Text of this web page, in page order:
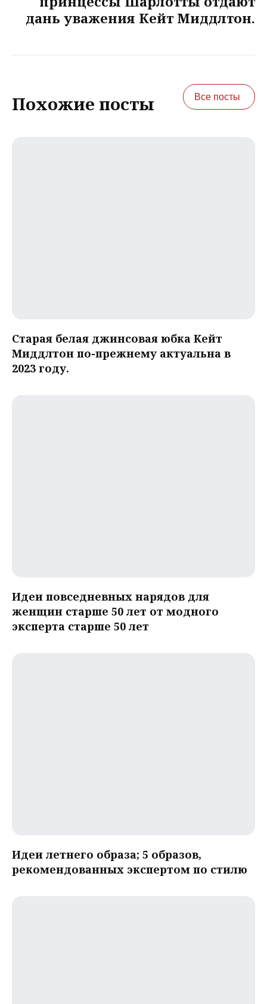
дань уважения Кейт Миддлтон.
Похожие посты Все посты
Старая белая джинсовая юбка Кейт
Миддлтон по-прежнему актуальна в
2023 году.
Идеи повседневных нарядов для
женщин старше 50 лет от модного
эксперта старше 50 лет
Идеи летнего образа; 5 образов,
рекомендованных экспертом по стилю